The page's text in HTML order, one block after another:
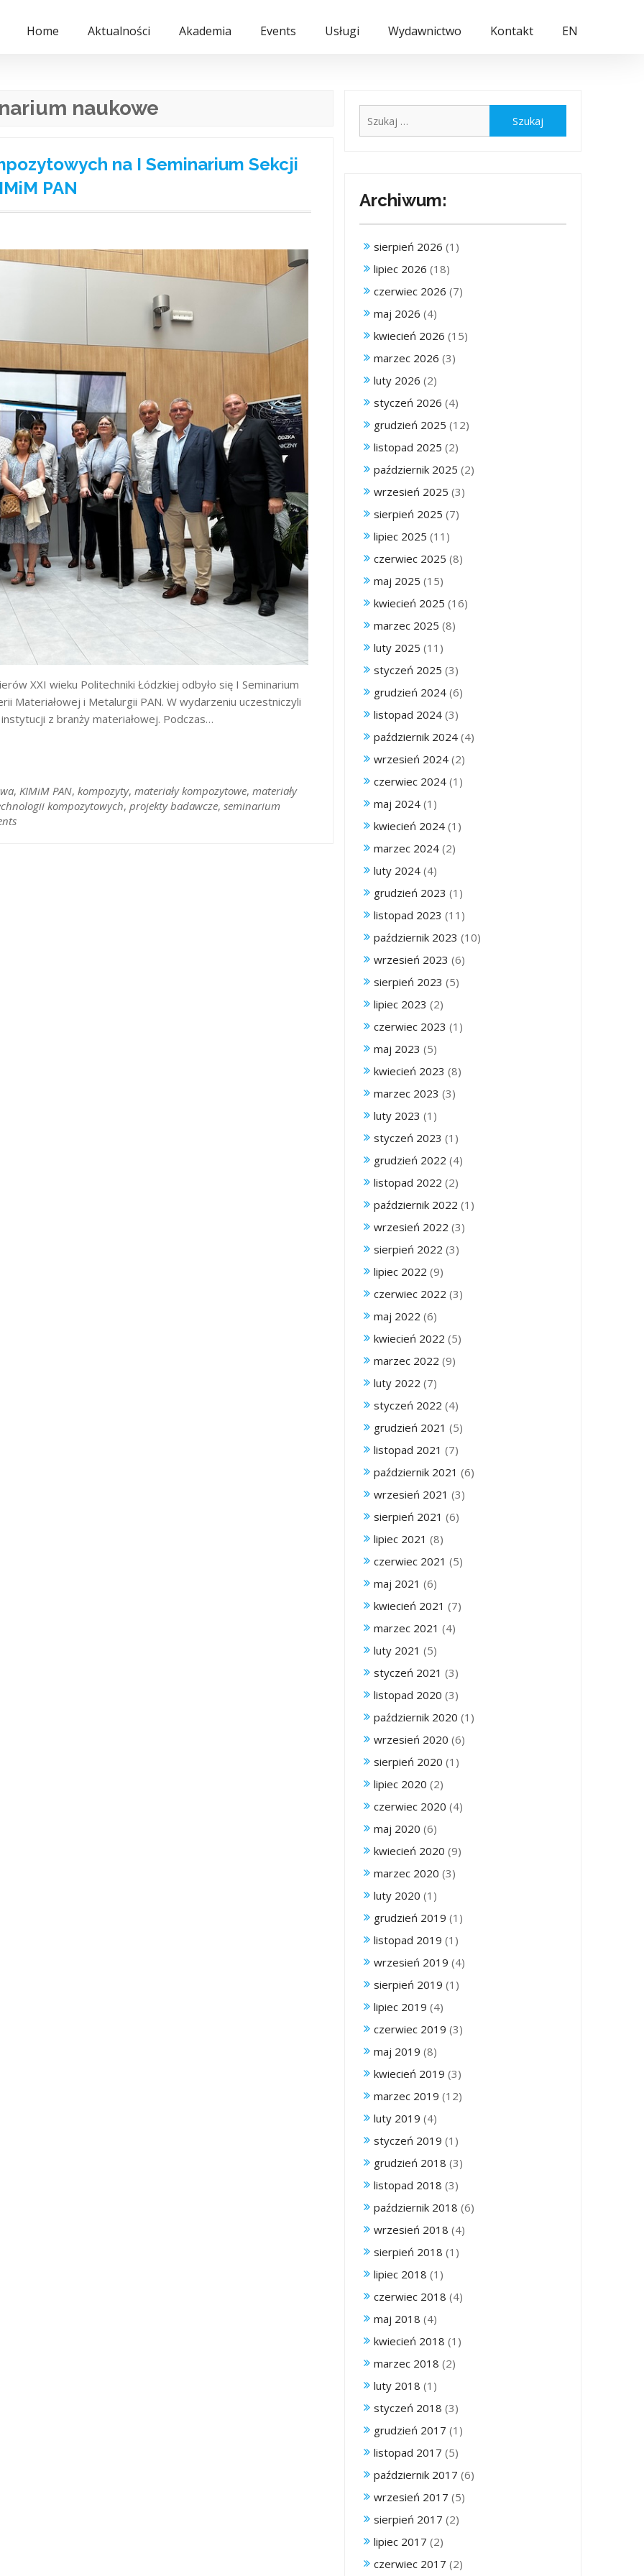
Home Aktualności Akademia Events Usługi Wydawnictwo Kontakt EN
naukowe
na I Seminarium Sekcji
PAN
XXI wieku Politechniki Łódzkiej odbyło się I Seminarium
Materiałowej i Metalurgii PAN. W wydarzeniu uczestniczyli
z branży materiałowej. Podczas…
, KIMiM PAN, kompozyty, materiały kompozytowe, materiały
kompozytowych, projekty badawcze, seminarium
Archiwum:
sierpień 2026 (1)
lipiec 2026 (18)
czerwiec 2026 (7)
maj 2026 (4)
kwiecień 2026 (15)
marzec 2026 (3)
luty 2026 (2)
styczeń 2026 (4)
grudzień 2025 (12)
listopad 2025 (2)
październik 2025 (2)
wrzesień 2025 (3)
sierpień 2025 (7)
lipiec 2025 (11)
czerwiec 2025 (8)
maj 2025 (15)
kwiecień 2025 (16)
marzec 2025 (8)
luty 2025 (11)
styczeń 2025 (3)
grudzień 2024 (6)
listopad 2024 (3)
październik 2024 (4)
wrzesień 2024 (2)
czerwiec 2024 (1)
maj 2024 (1)
kwiecień 2024 (1)
marzec 2024 (2)
luty 2024 (4)
grudzień 2023 (1)
listopad 2023 (11)
październik 2023 (10)
wrzesień 2023 (6)
sierpień 2023 (5)
lipiec 2023 (2)
czerwiec 2023 (1)
maj 2023 (5)
kwiecień 2023 (8)
marzec 2023 (3)
luty 2023 (1)
styczeń 2023 (1)
grudzień 2022 (4)
listopad 2022 (2)
październik 2022 (1)
wrzesień 2022 (3)
sierpień 2022 (3)
lipiec 2022 (9)
czerwiec 2022 (3)
maj 2022 (6)
kwiecień 2022 (5)
marzec 2022 (9)
luty 2022 (7)
styczeń 2022 (4)
grudzień 2021 (5)
listopad 2021 (7)
październik 2021 (6)
wrzesień 2021 (3)
sierpień 2021 (6)
lipiec 2021 (8)
czerwiec 2021 (5)
maj 2021 (6)
kwiecień 2021 (7)
marzec 2021 (4)
luty 2021 (5)
styczeń 2021 (3)
listopad 2020 (3)
październik 2020 (1)
wrzesień 2020 (6)
sierpień 2020 (1)
lipiec 2020 (2)
czerwiec 2020 (4)
maj 2020 (6)
kwiecień 2020 (9)
marzec 2020 (3)
luty 2020 (1)
grudzień 2019 (1)
listopad 2019 (1)
wrzesień 2019 (4)
sierpień 2019 (1)
lipiec 2019 (4)
czerwiec 2019 (3)
maj 2019 (8)
kwiecień 2019 (3)
marzec 2019 (12)
luty 2019 (4)
styczeń 2019 (1)
grudzień 2018 (3)
listopad 2018 (3)
październik 2018 (6)
wrzesień 2018 (4)
sierpień 2018 (1)
lipiec 2018 (1)
czerwiec 2018 (4)
maj 2018 (4)
kwiecień 2018 (1)
marzec 2018 (2)
luty 2018 (1)
styczeń 2018 (3)
grudzień 2017 (1)
listopad 2017 (5)
październik 2017 (6)
wrzesień 2017 (5)
sierpień 2017 (2)
lipiec 2017 (2)
czerwiec 2017 (2)